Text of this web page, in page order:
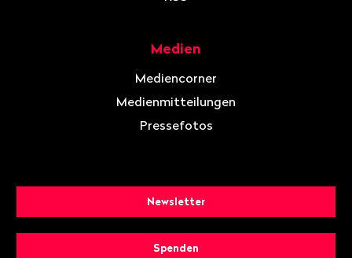
Medien
Mediencorner
Medienmitteilungen
Pressefotos
Newsletter
Spenden